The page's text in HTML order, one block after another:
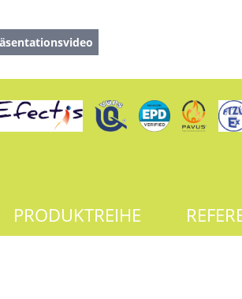
PRODUKTREIHE